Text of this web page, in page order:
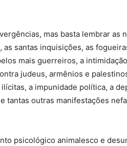
mas basta lembrar as
santas inquisições, as
mais guerreiros, a
judeus, armênios e
a impunidade política, a
tantas outras manifestações
psicológico animalesco e